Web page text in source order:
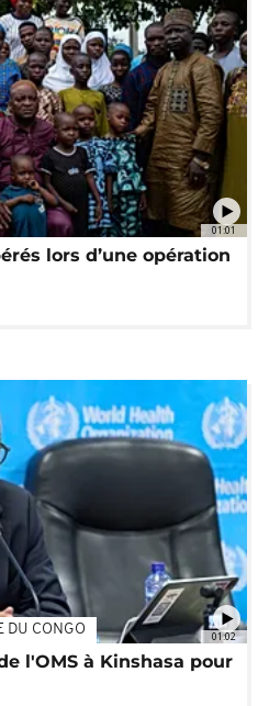
01:01
lors d’une opération
01:02
DU CONGO
l'OMS à Kinshasa pour